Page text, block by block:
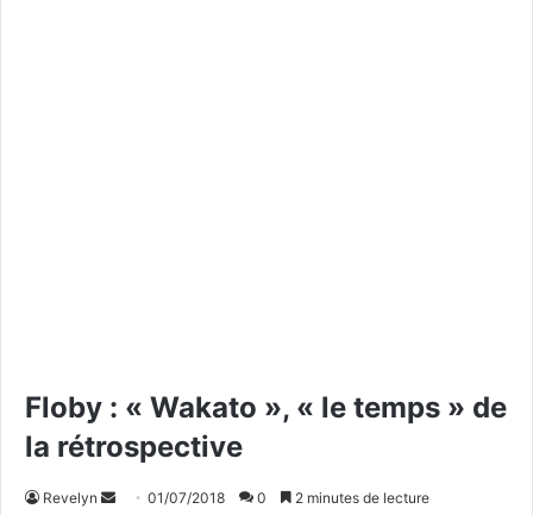
Floby : « Wakato », « le temps » de
la rétrospective
Revelyn 01/07/2018 0 2 minutes de lecture